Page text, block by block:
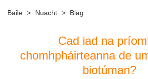
Baile > Nuacht > Blag
Cad iad na
chomhpháirteanna de
biotúman?